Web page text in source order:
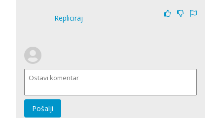
Repliciraj
Pošalji